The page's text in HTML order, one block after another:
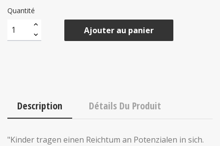
Quantité
Ajouter au panier
Description Détails Du Produit
"Kinder tragen einen Reichtum an Potenzialen in sich.